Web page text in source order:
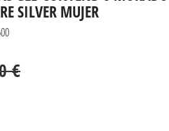
SILVER MUJER
€